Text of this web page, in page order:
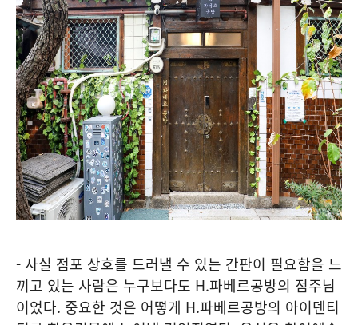
- 사실 점포 상호를 드러낼 수 있는 간판이 필요함을 느
끼고 있는 사람은 누구보다도 H.파베르공방의 점주님
이었다. 중요한 것은 어떻게 H.파베르공방의 아이덴티